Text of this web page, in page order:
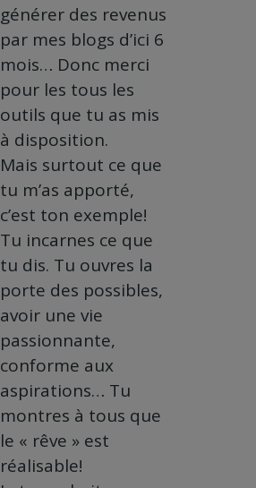
générer des revenus
par mes blogs d’ici 6
mois… Donc merci
pour les tous les
outils que tu as mis
à disposition.
Mais surtout ce que
tu m’as apporté,
c’est ton exemple!
Tu incarnes ce que
tu dis. Tu ouvres la
porte des possibles,
avoir une vie
passionnante,
conforme aux
aspirations… Tu
montres à tous que
le « rêve » est
réalisable!